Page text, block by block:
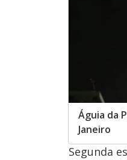
Águia da
Janeiro
Segunda